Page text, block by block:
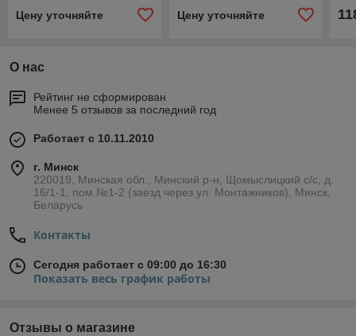
Цену уточняйте
Цену уточняйте
О нас
Рейтинг не сформирован
Менее 5 отзывов за последний год
Работает с 10.11.2010
г. Минск
220019, Минская обл., Минский р-н, Щомыслицкий с/с, д.
16/1-1, пом.№1-2 (заезд через ул. Монтажников), Минск,
Беларусь
Контакты
Сегодня работает с 09:00 до 16:30
Показать весь график работы
Отзывы о магазине